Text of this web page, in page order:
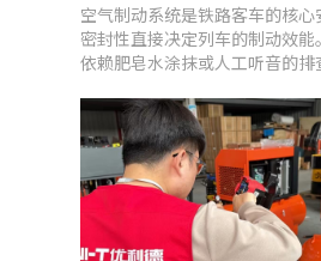
空气制动系统是铁路客车的核心
密封性直接决定列车的制动效
依赖肥皂水涂抹或人工听音的排